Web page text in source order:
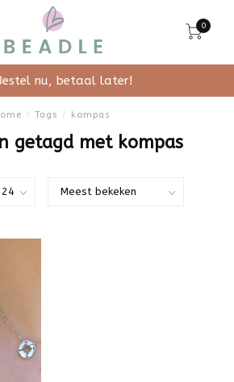
0
nu, betaal later!
/ Tags / kompas
getagd met kompas